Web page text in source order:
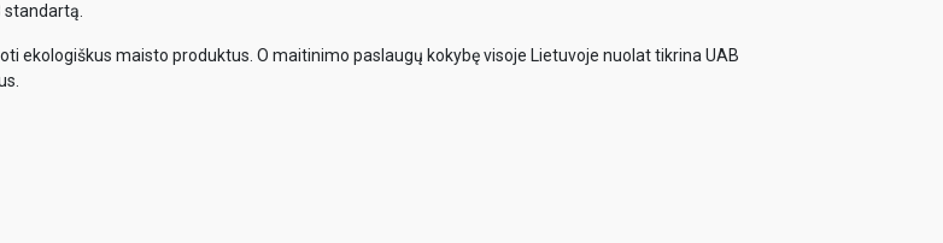
ekologiškus maisto produktus. O maitinimo paslaugų kokybę visoje Lietuvoje nuolat tikrina UAB